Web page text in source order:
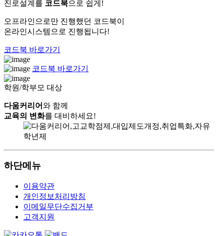
진로설계를 코드북으로 쉽게!
오프라인으로만 진행했던 코드북이
온라인시스템으로 진행됩니다!
코드북 바로가기
코드북 바로가기
학원/학부모 대상
다움커리어와 함께
교육의 변화를 대비하세요!
하단메뉴
이용약관
개인정보처리방침
이메일무단수집거부
고객지원